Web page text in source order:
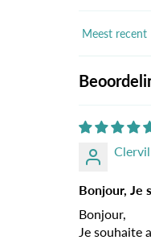
Sort by
Bonjour, Je
Bonjour,
Je souhaite